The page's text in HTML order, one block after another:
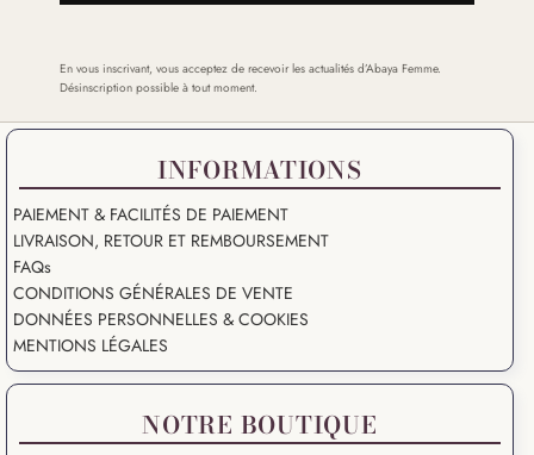
En vous inscrivant, vous acceptez de recevoir les actualités d’Abaya Femme.
Désinscription possible à tout moment.
INFORMATIONS
PAIEMENT & FACILITÉS DE PAIEMENT
LIVRAISON, RETOUR ET REMBOURSEMENT
FAQs
CONDITIONS GÉNÉRALES DE VENTE
DONNÉES PERSONNELLES & COOKIES
MENTIONS LÉGALES
NOTRE BOUTIQUE